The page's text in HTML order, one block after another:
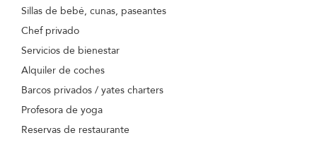
Sillas de bebé, cunas, paseantes
Chef privado
Servicios de bienestar
Alquiler de coches
Barcos privados / yates charters
Profesora de yoga
Reservas de restaurante